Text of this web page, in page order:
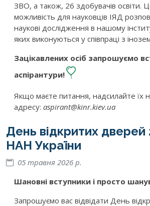
ЗВО, а також, 26 здобувачів освіти.
можливість для науковців ІЯД
наукові дослідження в нашому
яких виконуються у співпраці з
Зацікавлених осіб запрошуємо
аспірантури!
Якщо маєте питання, надсилайте їх
адресу: aspirant@kinr.kiev.ua
День відкритих дверей
НАН України
05 травня 2026 р.
Шановні вступники і просто
Запрошуємо вас відвідати День